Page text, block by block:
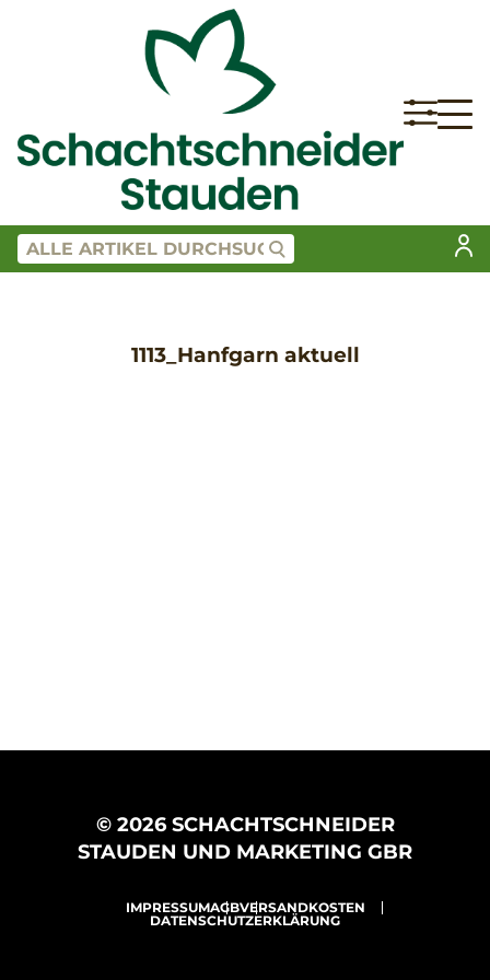
1113_Hanfgarn aktuell
© 2026 SCHACHTSCHNEIDER
STAUDEN UND MARKETING GBR
IMPRESSUMAGBVERSANDKOSTEN
DATENSCHUTZERKLÄRUNG